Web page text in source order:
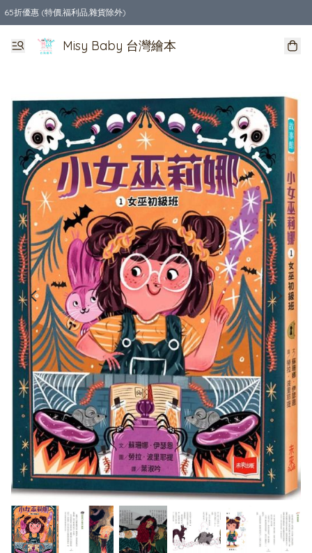
65折優惠 (特價,福利品,雜貨除外)
全店購物滿$550，免運費
Misy Baby 台灣繪本